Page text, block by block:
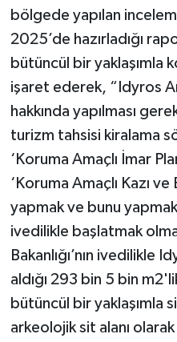
bölgede yapılan
2025’de hazırladığı
bütüncül bir yaklaşımla
işaret ederek, “Idyros
hakkında yapılması
turizm tahsisi kiralama
‘Koruma Amaçlı İmar
‘Koruma Amaçlı Kazı
yapmak ve bunu
ivedilikle başlatmak
Bakanlığı’nın ivedilikle
aldığı 293 bin 5 bin
bütüncül bir yaklaşımla
arkeolojik sit alanı